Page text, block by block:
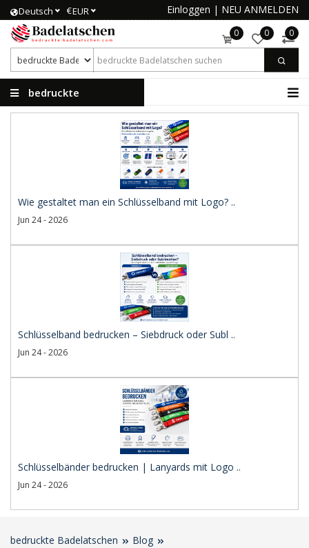
Deutsch €EUR Einloggen | NEU ANMELDEN
0 0 0
bedruckte
Wie gestaltet man ein Schlüsselband mit Logo? ..
Jun 24 - 2026
Schlüsselband bedrucken – Siebdruck oder Subl ..
Jun 24 - 2026
Schlüsselbänder bedrucken | Lanyards mit Logo ..
Jun 24 - 2026
bedruckte Badelatschen
Blog